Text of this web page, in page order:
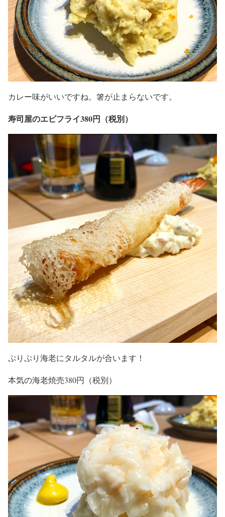
カレー味がいいですね。箸が止まらないです。
寿司屋のエビフライ380円（税別）
ぷりぷり海老にタルタルが合います！
本気の海老焼売380円（税別）